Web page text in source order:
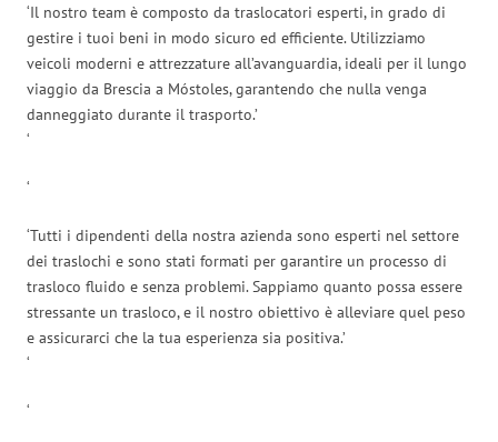
‘Il nostro team è composto da traslocatori esperti, in grado di
gestire i tuoi beni in modo sicuro ed efficiente. Utilizziamo
veicoli moderni e attrezzature all’avanguardia, ideali per il lungo
viaggio da Brescia a Móstoles, garantendo che nulla venga
danneggiato durante il trasporto.’
‘
‘
‘Tutti i dipendenti della nostra azienda sono esperti nel settore
dei traslochi e sono stati formati per garantire un processo di
trasloco fluido e senza problemi. Sappiamo quanto possa essere
stressante un trasloco, e il nostro obiettivo è alleviare quel peso
e assicurarci che la tua esperienza sia positiva.’
‘
‘